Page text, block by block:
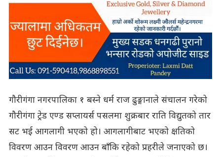
गौरीगंगा नगरपालिका १ बस्ने धर्म राज ढुङ्गानाले संचालन गरेको
गौरीगंगा ट्रेड एण्ड सप्लायर्स पसलमा शुक्रबार राति विद्युतको तार
सट भई आगलागी भएको हो। आगलागीबाट भएको क्षतिको
विवरण आउन विवरण आउन बाँकि रहेको प्रहरीले जनाएको छ।